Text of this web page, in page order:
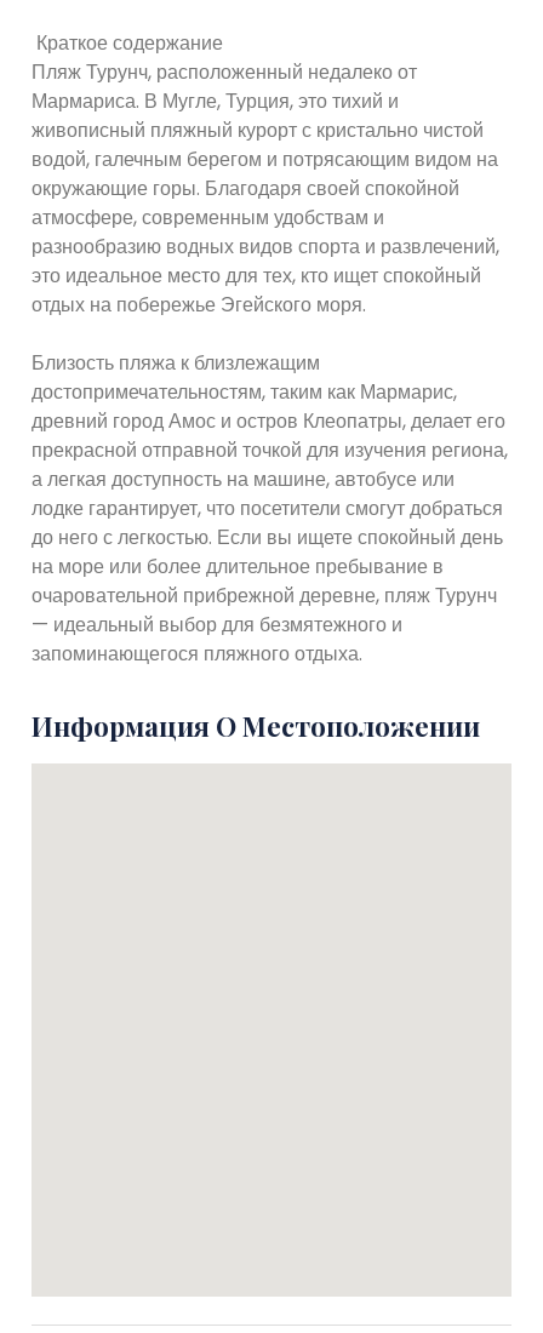
Краткое содержание
Пляж Турунч, расположенный недалеко от
Мармариса. В Мугле, Турция, это тихий и
живописный пляжный курорт с кристально чистой
водой, галечным берегом и потрясающим видом на
окружающие горы. Благодаря своей спокойной
атмосфере, современным удобствам и
разнообразию водных видов спорта и развлечений,
это идеальное место для тех, кто ищет спокойный
отдых на побережье Эгейского моря.
Близость пляжа к близлежащим
достопримечательностям, таким как Мармарис,
древний город Амос и остров Клеопатры, делает его
прекрасной отправной точкой для изучения региона,
а легкая доступность на машине, автобусе или
лодке гарантирует, что посетители смогут добраться
до него с легкостью. Если вы ищете спокойный день
на море или более длительное пребывание в
очаровательной прибрежной деревне, пляж Турунч
— идеальный выбор для безмятежного и
запоминающегося пляжного отдыха.
Информация О Местоположении